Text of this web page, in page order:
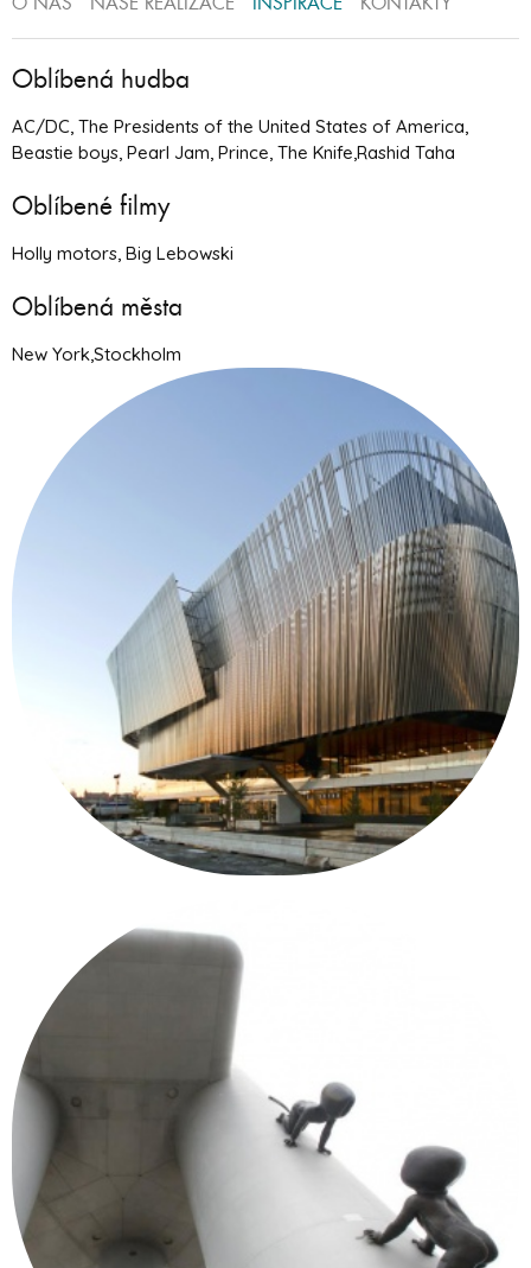
Oblíbená hudba
AC/DC, The Presidents of the United States of America,
Beastie boys, Pearl Jam, Prince, The Knife,Rashid Taha
Oblíbené filmy
Holly motors, Big Lebowski
Oblíbená města
New York,Stockholm